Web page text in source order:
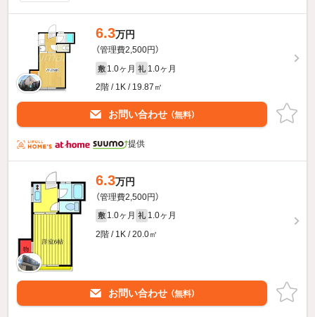
6.3万円
（管理費2,500円）
敷 1.0ヶ月 礼 1.0ヶ月
2階 / 1K / 19.87㎡
お問い合わせ （無料）
提供
6.3万円
（管理費2,500円）
敷 1.0ヶ月 礼 1.0ヶ月
2階 / 1K / 20.0㎡
お問い合わせ （無料）